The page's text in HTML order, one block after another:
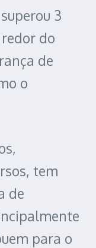
3
do
de
o
tem
de
para o